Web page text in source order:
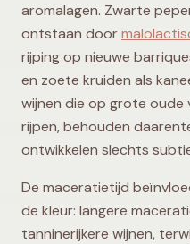
aromalagen. Zwarte
ontstaan door
rijping op nieuwe
en zoete kruiden als
wijnen die op grote
rijpen, behouden
ontwikkelen slechts
De maceratietijd
de kleur: langere
tanninerijkere wijnen,